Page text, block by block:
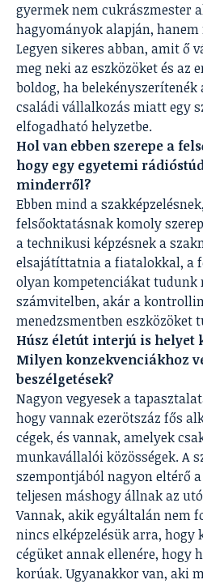
gyermek nem cukrászmester
hagyományok alapján,
Legyen sikeres abban, amit ő
meg neki az eszközöket és az
boldog, ha belekényszerítenék
családi vállalkozás miatt egy
elfogadható helyzetbe.
Hol van ebben szerepe a
hogy egy egyetemi
minderről?
Ebben mind a
felsőoktatásnak komoly
a technikusi képzésnek a
elsajátíttatnia a fiatalokkal, a
olyan kompetenciákat tudunk
számvitelben, akár a
menedzsmentben eszközöket
Húsz életút interjú is helyet
Milyen konzekvenciákhoz
beszélgetések?
Nagyon vegyesek a
hogy vannak ezerötszáz fős
cégek, és vannak, amelyek
munkavállalói közösségek. A
szempontjából nagyon eltérő
teljesen máshogy állnak az
Vannak, akik egyáltalán nem
nincs elképzelésük arra, hogy
cégüket annak ellenére, hogy
korúak. Ugyanakkor van, aki